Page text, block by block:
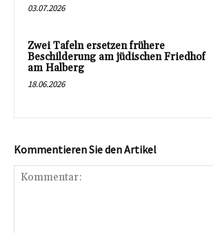
03.07.2026
Zwei Tafeln ersetzen frühere
Beschilderung am jüdischen Friedhof
am Halberg
18.06.2026
Kommentieren Sie den Artikel